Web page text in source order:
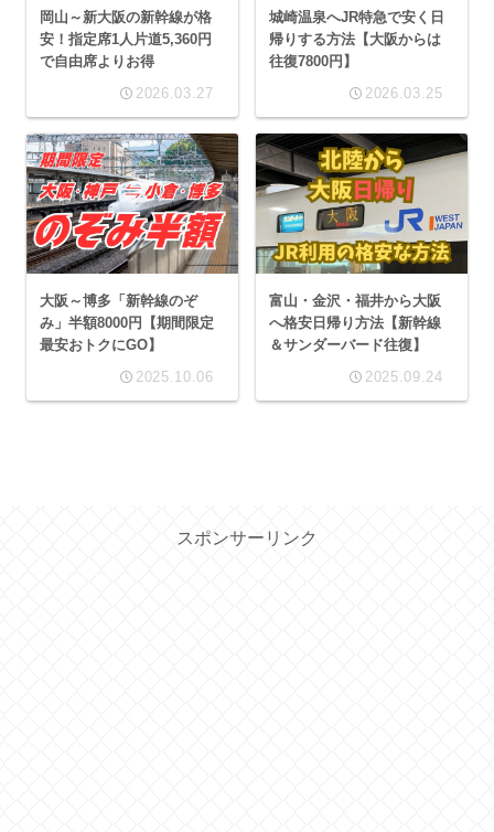
岡山～新大阪の新幹線が格
安！指定席1人片道5,360円
で自由席よりお得
2026.03.27
城崎温泉へJR特急で安く日
帰りする方法【大阪からは
往復7800円】
2026.03.25
大阪～博多「新幹線のぞ
み」半額8000円【期間限定
最安おトクにGO】
2025.10.06
富山・金沢・福井から大阪
へ格安日帰り方法【新幹線
＆サンダーバード往復】
2025.09.24
スポンサーリンク